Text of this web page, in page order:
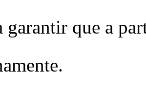
garantir que a